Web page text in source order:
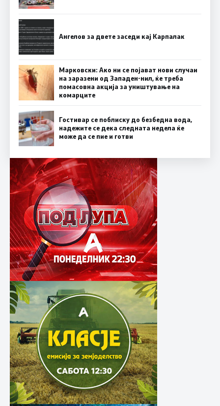
Ангелов за двете заседи кај Карпалак
Марковски: Ако ни се појават нови случаи
на заразени од Западен-нил, ќе треба
помасовна акција за уништување на
комарците
Гостивар се поблиску до безбедна вода,
надежите се дека следната недела ќе
може да се пие и готви